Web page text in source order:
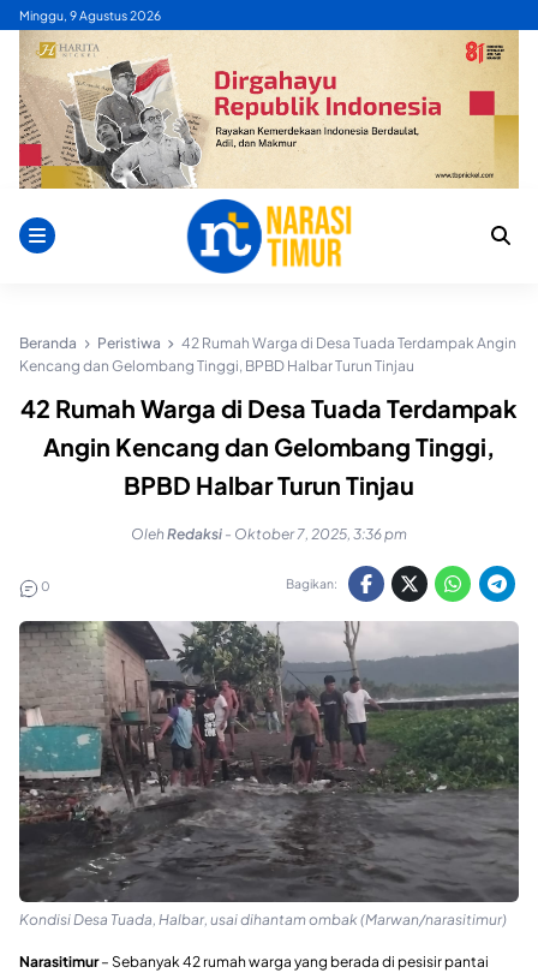
Skip
content
Minggu, 9 Agustus 2026
Beranda Peristiwa
42 Rumah Warga di Desa Tuada Terdampak Angin
Kencang dan Gelombang Tinggi, BPBD Halbar Turun Tinjau
42 Rumah Warga di Desa Tuada Terdampak
Angin Kencang dan Gelombang Tinggi,
BPBD Halbar Turun Tinjau
OlehRedaksi - Oktober 7, 2025, 3:36 pm
0 Bagikan:
Kondisi Desa Tuada, Halbar, usai dihantam ombak (Marwan/narasitimur)
Narasitimur– Sebanyak 42 rumah warga yang berada di pesisir pantai